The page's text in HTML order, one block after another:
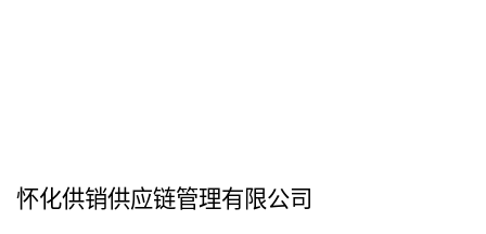
怀化供销供应链管理有限公司